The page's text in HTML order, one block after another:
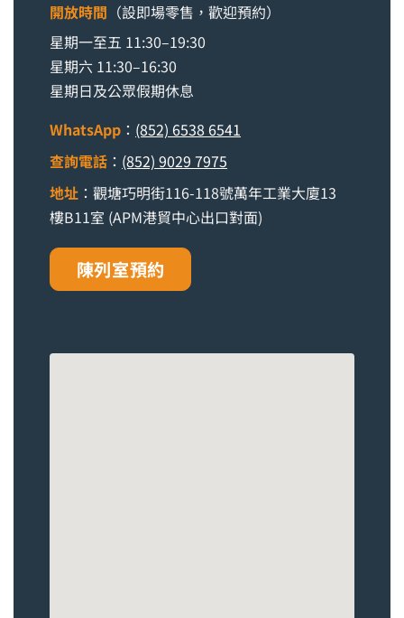
開放時間 （設即場零售，歡迎預約）
星期一至五 11:30–19:30
星期六 11:30–16:30
星期日及公眾假期休息
WhatsApp ： (852) 6538 6541
查詢電話 ： (852) 9029 7975
地址 ：觀塘巧明街116-118號萬年工業大廈13
樓B11室 (APM港貿中心出口對面)
陳列室預約